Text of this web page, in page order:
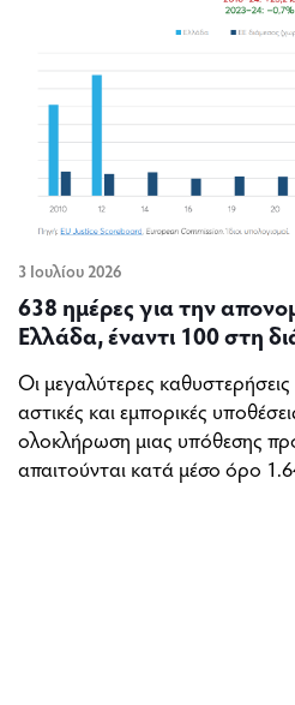
3 Ιουλίου 2026
638 ημέρες για την
Ελλάδα, έναντι 100 στη
Οι μεγαλύτερες
αστικές και εμπορικές
ολοκλήρωση μιας υπόθεσης
απαιτούνται κατά μέσο όρο